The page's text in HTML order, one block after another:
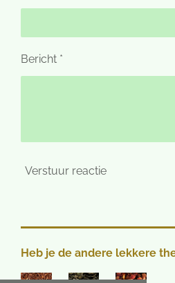
Bericht *
Verstuur reactie
Heb je de andere lekkere